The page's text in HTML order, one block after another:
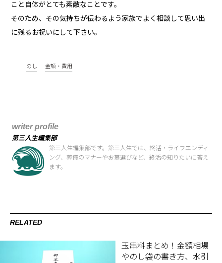
こと自体がとても素敵なことです。
そのため、その気持ちが伝わるよう家族でよく相談して思い出
に残るお祝いにして下さい。
のし 金額・費用
writer profile
第三人生編集部
第三人生編集部です。第三人生では、終活・ライフエンディ
ング、葬儀のマナーやお墓選びなど、終活の知りたいに答え
ます。
RELATED
玉串料まとめ！金額相場
やのし袋の書き方、水引